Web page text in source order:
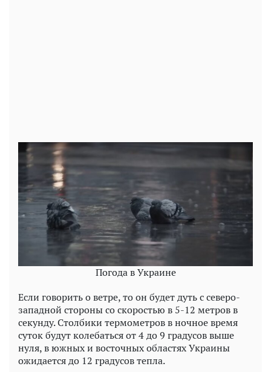
Погода в Украине
Если говорить о ветре, то он будет дуть с северо-
западной стороны со скоростью в 5-12 метров в
секунду. Столбики термометров в ночное время
суток будут колебаться от 4 до 9 градусов выше
нуля, в южных и восточных областях Украины
ожидается до 12 градусов тепла.